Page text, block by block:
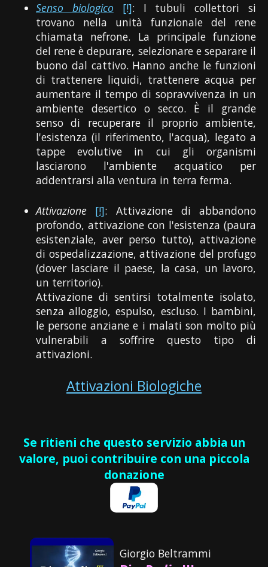
Senso biologico [!]: I tubuli collettori si
trovano nella unità funzionale del rene
chiamata nefrone. La principale funzione
del rene è depurare, selezionare e separare il
buono dal cattivo. Hanno anche le funzioni
di trattenere liquidi, trattenere acqua per
aumentare il tempo di sopravvivenza in un
ambiente desertico o secco. È il grande
senso di recuperare il proprio ambiente,
l'esistenza (il riferimento, l'acqua), legato a
tappe evolutive in cui gli organismi
lasciarono l'ambiente acquatico per
addentrarsi alla ventura in terra ferma.
Attivazione [!]: Attivazione di abbandono
profondo, attivazione con l'esistenza (paura
esistenziale, aver perso tutto), attivazione
di ospedalizzazione, attivazione del profugo
(dover lasciare il paese, la casa, un lavoro,
un territorio).
Attivazione di sentirsi totalmente isolato,
senza alloggio, espulso, escluso. I bambini,
le persone anziane e i malati son molto più
vulnerabili a soffrire questo tipo di
attivazioni.
Attivazioni Biologiche
Se ritieni che questo servizio abbia un
valore, puoi contribuire con una piccola
donazione
Giorgio Beltrammi